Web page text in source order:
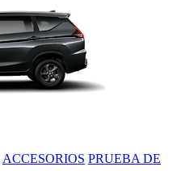
ACCESORIOS PRUEBA DE